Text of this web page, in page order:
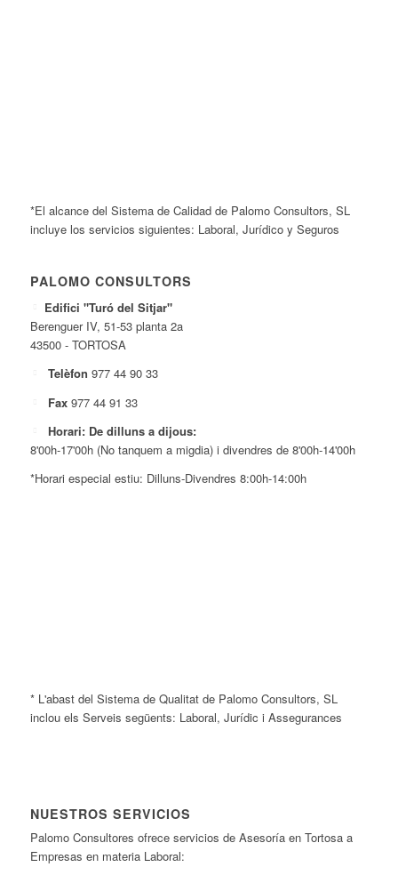
*El alcance del Sistema de Calidad de Palomo Consultors, SL
incluye los servicios siguientes: Laboral, Jurídico y Seguros
PALOMO CONSULTORS
Edifici "Turó del Sitjar"
Berenguer IV, 51-53 planta 2a
43500 - TORTOSA
Telèfon 977 44 90 33
Fax 977 44 91 33
Horari: De dilluns a dijous:
8'00h-17'00h (No tanquem a migdia) i divendres de 8'00h-14'00h
*Horari especial estiu: Dilluns-Divendres 8:00h-14:00h
* L'abast del Sistema de Qualitat de Palomo Consultors, SL
inclou els Serveis següents: Laboral, Jurídic i Assegurances
NUESTROS SERVICIOS
Palomo Consultores ofrece servicios de Asesoría en Tortosa a
Empresas en materia Laboral: